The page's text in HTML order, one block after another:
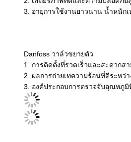
เครื่องทั้งหมดประกอบด้วย
1. สารทำความเย็น, น้ำมันทำควา